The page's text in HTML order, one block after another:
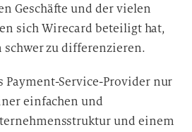
Geschäfte und der vielen
sich Wirecard beteiligt hat,
schwer zu differenzieren.
Service-Provider nur
einfachen und
und einem